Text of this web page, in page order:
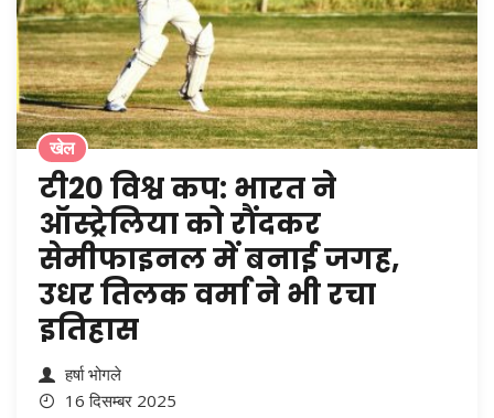
खेल
टी20 विश्व कप: भारत ने
ऑस्ट्रेलिया को रौंदकर
सेमीफाइनल में बनाई जगह,
उधर तिलक वर्मा ने भी रचा
इतिहास
हर्षा भोगले
16 दिसम्बर 2025